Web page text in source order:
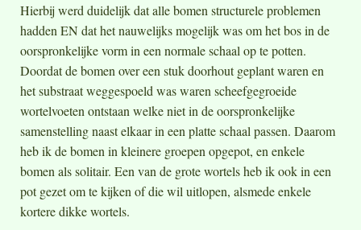
Hierbij werd duidelijk dat alle bomen structurele problemen
hadden EN dat het nauwelijks mogelijk was om het bos in de
oorspronkelijke vorm in een normale schaal op te potten.
Doordat de bomen over een stuk doorhout geplant waren en
het substraat weggespoeld was waren scheefgegroeide
wortelvoeten ontstaan welke niet in de oorspronkelijke
samenstelling naast elkaar in een platte schaal passen. Daarom
heb ik de bomen in kleinere groepen opgepot, en enkele
bomen als solitair. Een van de grote wortels heb ik ook in een
pot gezet om te kijken of die wil uitlopen, alsmede enkele
kortere dikke wortels.